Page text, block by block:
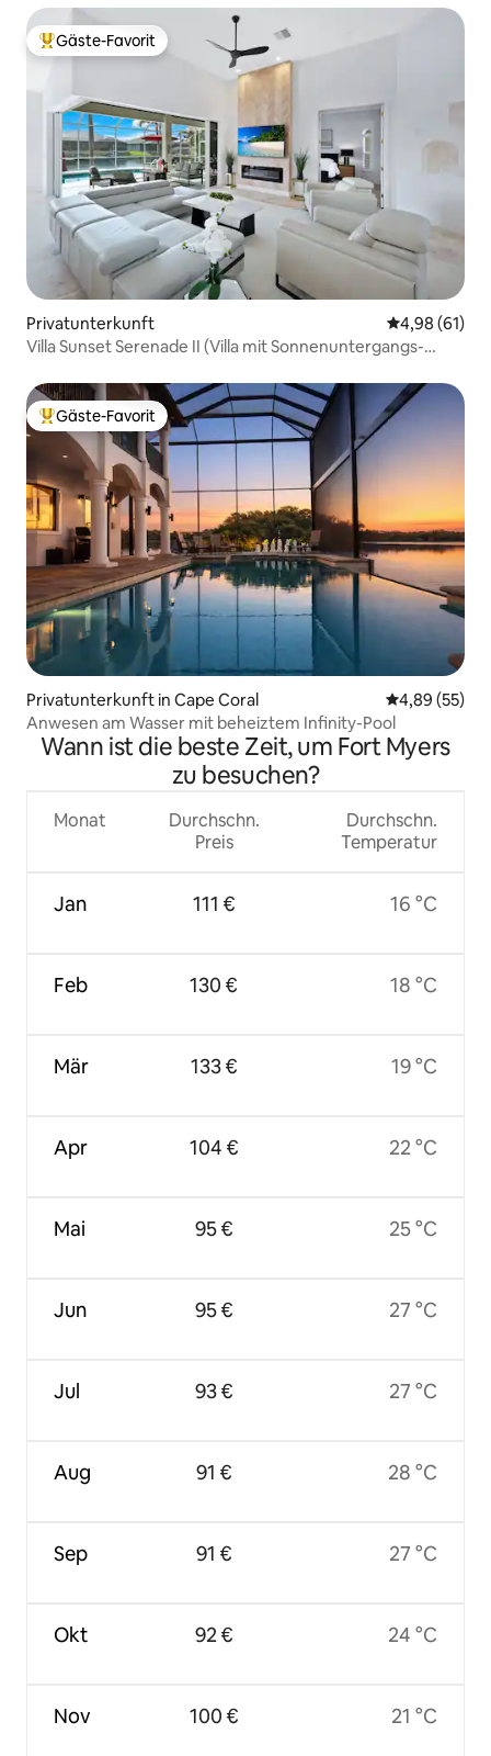
Beliebter Gäste-Favorit.
Gäste-Favorit
Privatunterkunft
4,98 (61)
Villa Sunset Serenade II (Villa mit Sonnenuntergangs-
Beliebter Gäste-Favorit.
Gäste-Favorit
Privatunterkunft in Cape Coral
4,89 (55)
Anwesen am Wasser mit beheiztem Infinity-Pool
Wann ist die beste Zeit, um Fort Myers
zu besuchen?
Monat
Jan
Feb
Mär
Apr
Mai
Jun
Jul
Aug
Sep
Okt
Nov
Durchschn.
Preis
111 €
130 €
133 €
104 €
95 €
95 €
93 €
91 €
91 €
92 €
100 €
Durchschn.
Temperatur
16 °C
18 °C
19 °C
22 °C
25 °C
27 °C
27 °C
28 °C
27 °C
24 °C
21 °C